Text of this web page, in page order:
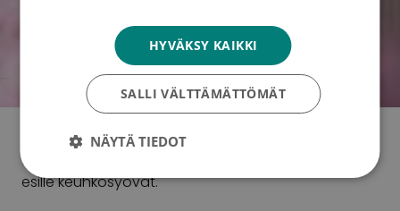
Tämän vuoden Roosa nauhan suunnitteli
Vesterinen Yhtyeineen
. Roosa nauha -keräys nosti
esille keuhkosyövät.
HYVÄKSY KAIKKI
SALLI VÄLTTÄMÄTTÖMÄT
NÄYTÄ TIEDOT